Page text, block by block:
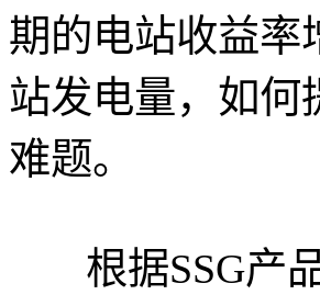
期的电站收益率
站发电量，如何
难题。
根据SSG产品